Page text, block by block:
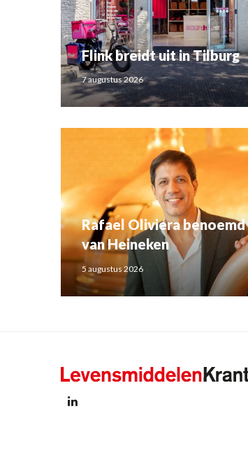
Flink breidt uit in Tilburg
7 augustus 2026
Rafael Oliviera benoemd
van Heineken
5 augustus 2026